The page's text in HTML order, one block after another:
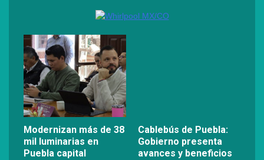
Modernizan más de 38
mil luminarias en
Puebla capital
Cablebús de Puebla:
Gobierno presenta
avances y beneficios